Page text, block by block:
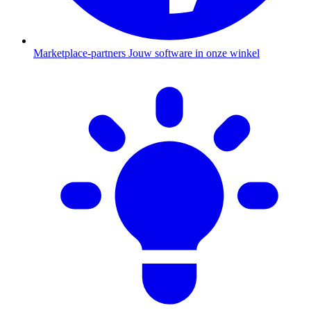
Marketplace-partners Jouw software in onze winkel